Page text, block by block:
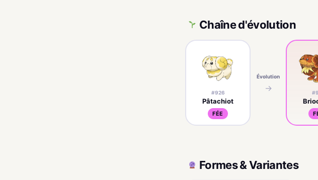
Chaîne d'évolution
#926
Pâtachiot
FÉE
Évolution
→
Formes & Variantes